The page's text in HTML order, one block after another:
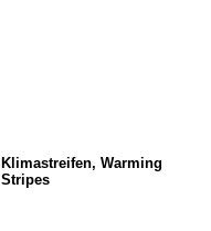
Klimastreifen, Warming
Stripes